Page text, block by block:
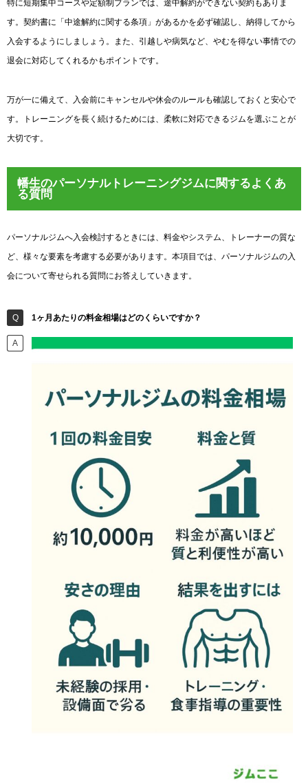
特に短期集中コースや定額制プランでは、途中解約ができない契約もありま
す。契約書に「中途解約に関する条項」があるかを必ず確認し、納得してから
入会するようにしましょう。また、引越しや病気など、やむを得ない事情での
退会に対応してくれるかもポイントです。
万が一に備えて、入会前にキャンセルや休会のルールも確認しておくと安心で
す。トレーニングを長く続けるためには、柔軟に対応できるジムを選ぶことが
大切です。
幡生のパーソナルトレーニングジムに関するよくあ
る質問
パーソナルジムへ入会検討するときには、料金やシステム、トレーナーの質な
ど、様々な要素を考慮する必要があります。本項目では、パーソナルジムの入
会について寄せられる質問にお答えしていきます。
1ヶ月あたりの料金相場はどのくらいですか？